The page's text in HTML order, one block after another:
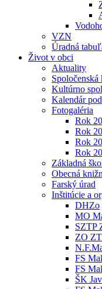
VZN
Úradná
Život v obci
Aktuality
Spoločenská
Kultúrno
Kalendár
Fotogaléria
Rok
Rok
Rok
Rok
Základná
Obecná
Farský úrad
Inštitúcie a
DHZo
MO
SZTP
ZO
FS
FS
ŠK